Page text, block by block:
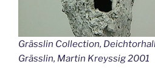
Grässlin Collection,
Grässlin, Martin Kreyssig 2001